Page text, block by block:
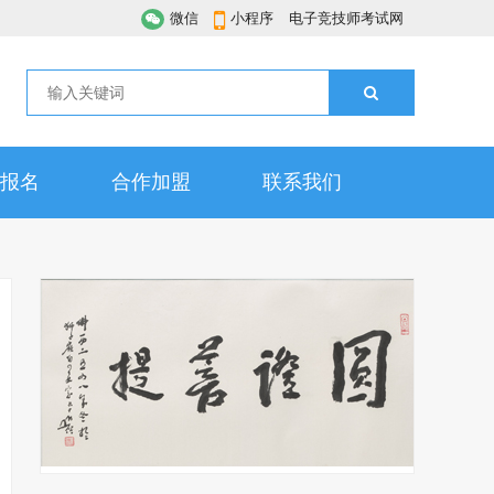
微信 小程序 电子竞技师考试网
名 合作加盟 联系我们